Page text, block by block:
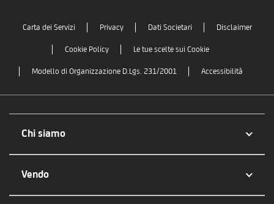
Carta dei Servizi Privacy Dati Societari Disclaimer
Cookie Policy Le tue scelte sui Cookie
Modello di Organizzazione D.Lgs. 231/2001 Accessibilità
Chi siamo
Vendo